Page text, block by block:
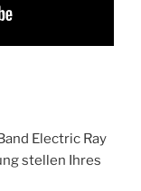
Electric Ray
stellen Ihres